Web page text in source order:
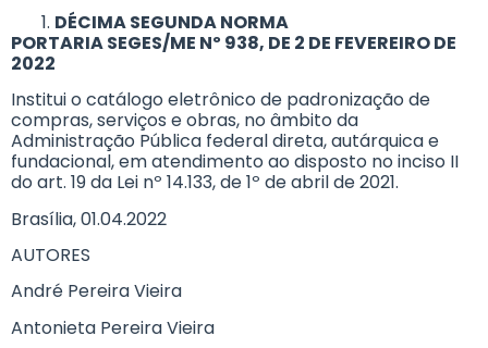
DÉCIMA SEGUNDA NORMA
PORTARIA SEGES/ME Nº 938, DE 2 DE FEVEREIRO DE
2022
Institui o catálogo eletrônico de padronização de
compras, serviços e obras, no âmbito da
Administração Pública federal direta, autárquica e
fundacional, em atendimento ao disposto no inciso II
do art. 19 da Lei nº 14.133, de 1º de abril de 2021.
Brasília, 01.04.2022
AUTORES
André Pereira Vieira
Antonieta Pereira Vieira